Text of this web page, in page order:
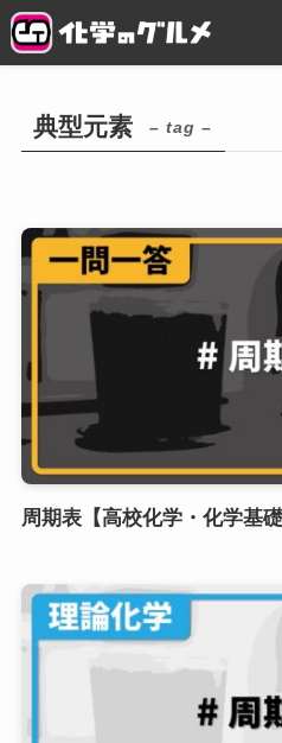
典型元素 – tag –
周期表【高校化学・化学基礎